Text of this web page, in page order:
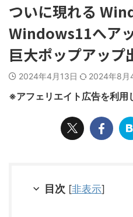
ついに現れる
Windows11へア
巨大ポップアップ
2024年4月13日 2024年8月
※アフェリエイト広告を利用
目次 [非表示]